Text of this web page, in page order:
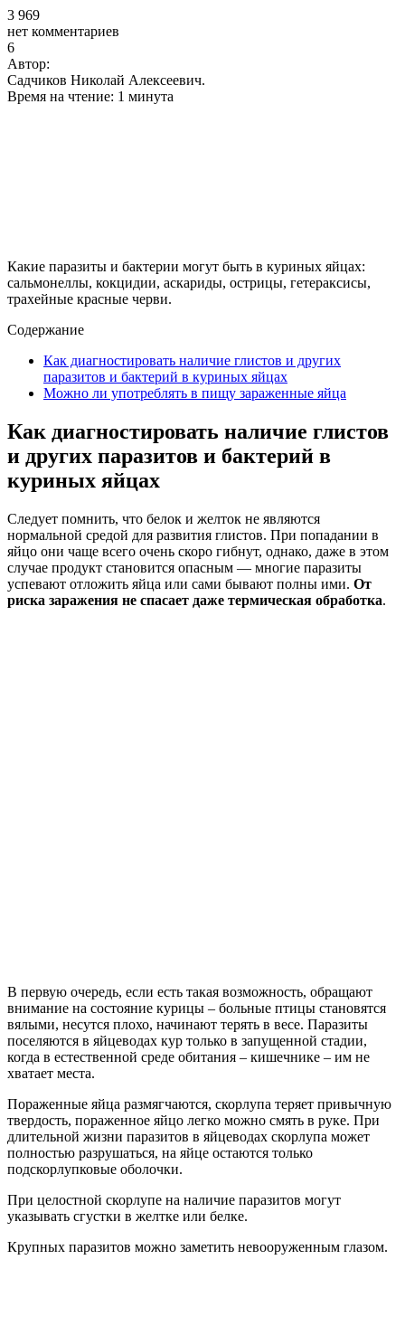
3 969
нет комментариев
6
Автор:
Садчиков Николай Алексеевич.
Время на чтение: 1 минута
Какие паразиты и бактерии могут быть в куриных яйцах:
сальмонеллы, кокцидии, аскариды, острицы, гетераксисы,
трахейные красные черви.
Содержание
Как диагностировать наличие глистов и других
паразитов и бактерий в куриных яйцах
Можно ли употреблять в пищу зараженные яйца
Как диагностировать наличие глистов
и других паразитов и бактерий в
куриных яйцах
Следует помнить, что белок и желток не являются
нормальной средой для развития глистов. При попадании в
яйцо они чаще всего очень скоро гибнут, однако, даже в этом
случае продукт становится опасным — многие паразиты
успевают отложить яйца или сами бывают полны ими. От
риска заражения не спасает даже термическая обработка.
В первую очередь, если есть такая возможность, обращают
внимание на состояние курицы – больные птицы становятся
вялыми, несутся плохо, начинают терять в весе. Паразиты
поселяются в яйцеводах кур только в запущенной стадии,
когда в естественной среде обитания – кишечнике – им не
хватает места.
Пораженные яйца размягчаются, скорлупа теряет привычную
твердость, пораженное яйцо легко можно смять в руке. При
длительной жизни паразитов в яйцеводах скорлупа может
полностью разрушаться, на яйце остаются только
подскорлупковые оболочки.
При целостной скорлупе на наличие паразитов могут
указывать сгустки в желтке или белке.
Крупных паразитов можно заметить невооруженным глазом.